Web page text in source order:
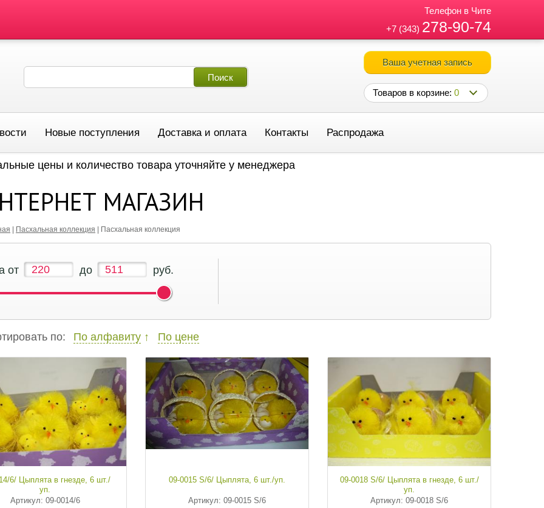
Телефон в Чите
+7 (343) 278-90-74
Ваша учетная запись
Товаров в корзине: 0
Новые поступления Доставка и оплата Контакты Распродажа
цены и количество товара уточняйте у менеджера
МАГАЗИН
Пасхальная коллекция Пасхальная коллекция
от до руб.
по: По алфавиту По цене
6/ Цыплята в гнезде, 6 шт./
уп.
Артикул: 09-0014/6
09-0015 S/6/ Цыплята, 6 шт./уп.
Артикул: 09-0015 S/6
09-0018 S/6/ Цыплята в гнезде, 6 шт./
уп.
Артикул: 09-0018 S/6